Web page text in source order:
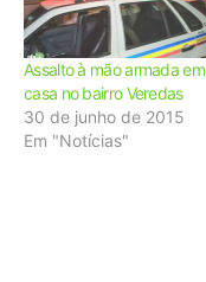
Assalto à mão armada em
casa no bairro Veredas
30 de junho de 2015
Em "Notícias"